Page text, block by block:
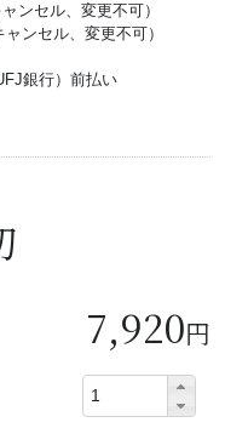
ンセル、変更不可）
ンセル、変更不可）
銀行）前払い
7,920円